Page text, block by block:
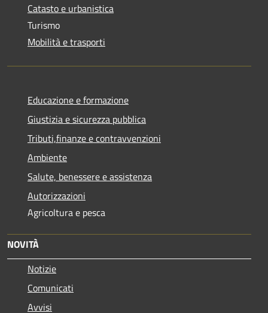
Catasto e urbanistica
Turismo
Mobilità e trasporti
Educazione e formazione
Giustizia e sicurezza pubblica
Tributi,finanze e contravvenzioni
Ambiente
Salute, benessere e assistenza
Autorizzazioni
Agricoltura e pesca
NOVITÀ
Notizie
Comunicati
Avvisi